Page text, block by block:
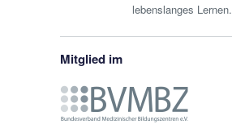
lebenslanges Lernen.
Mitglied im